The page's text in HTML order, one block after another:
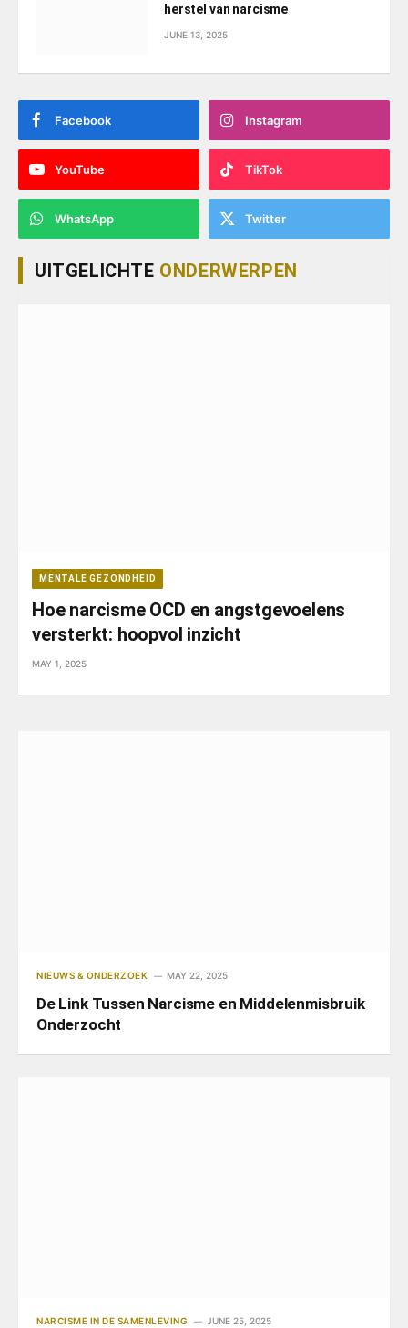
herstel van narcisme
JUNE 13, 2025
Facebook Instagram
YouTube TikTok
WhatsApp Twitter
UITGELICHTE ONDERWERPEN
MENTALE GEZONDHEID
Hoe narcisme OCD en angstgevoelens
versterkt: hoopvol inzicht
MAY 1, 2025
NIEUWS & ONDERZOEK MAY 22, 2025
De Link Tussen Narcisme en Middelenmisbruik
Onderzocht
NARCISME IN DE SAMENLEVING JUNE 25, 2025